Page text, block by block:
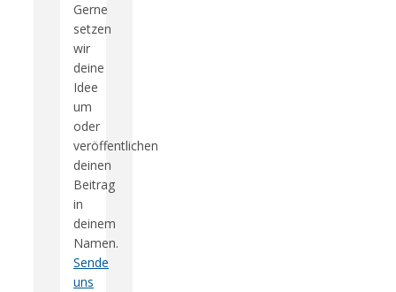
Gerne
setzen
wir
deine
Idee
um
oder
veröffentlichen
deinen
Beitrag
in
deinem
Namen.
Sende
uns